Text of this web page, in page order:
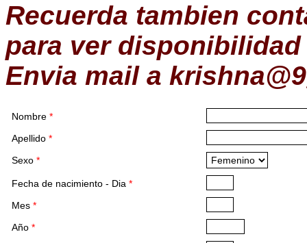
Recuerda tambien
para ver
Envia mail a
Nombre *
Apellido *
Sexo *
Fecha de nacimiento - Dia *
Mes *
Año *